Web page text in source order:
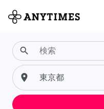
search
place